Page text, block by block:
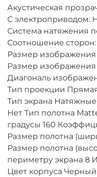
Акустическая
С электроприводом:
Система натяжения
Соотношение сторон:
Размер
Размер изображения
Диагональ
Тип проекции
Тип экрана
Нет Тип полотна
градусы 160
Размер полотна
Размер полотна
периметру экрана 8
Цвет корпуса